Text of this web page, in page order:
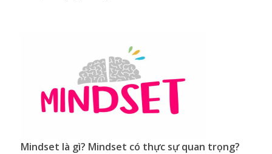
Mindset là gì? Mindset có thực sự quan trọng?